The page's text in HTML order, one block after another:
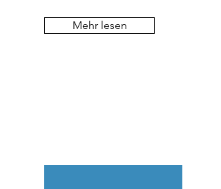
Mehr lesen